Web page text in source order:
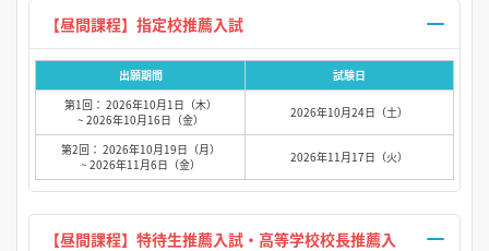
出願期間
試験日
第1回： 2026年10月1日（木）
~ 2026年10月16日（金）
2026年10月24日（土）
第2回： 2026年10月19日（月）
~ 2026年11月6日（金）
2026年11月17日（火）
【昼間課程】特待生推薦入試・高等学校校長推薦入